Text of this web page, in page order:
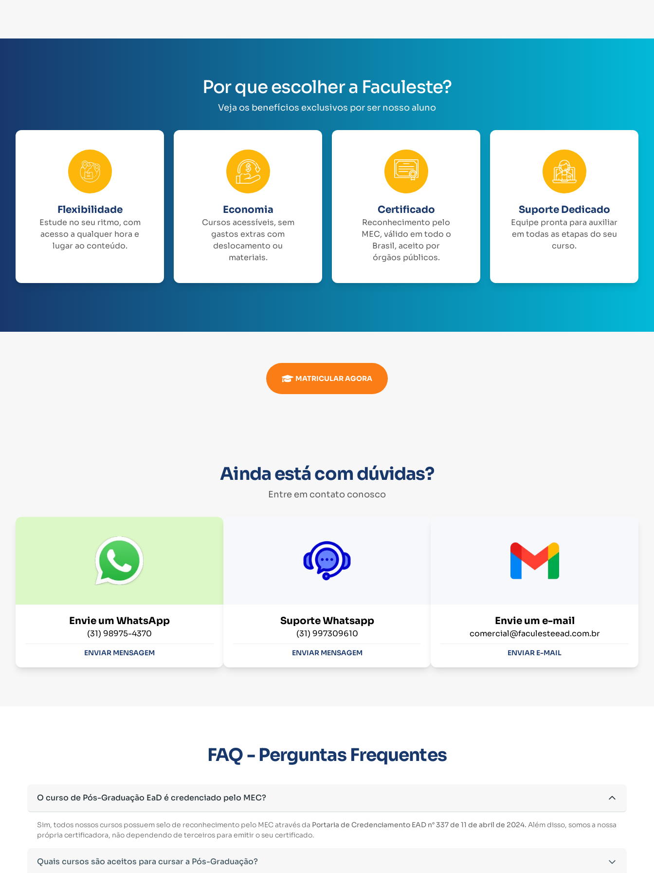
Por que escolher a Faculeste?
Veja os benefícios exclusivos por ser nosso aluno
Flexibilidade
Estude no seu ritmo, com
acesso a qualquer hora e
lugar ao conteúdo.
Economia
Cursos acessíveis, sem
gastos extras com
deslocamento ou
materiais.
Certificado
Reconhecimento pelo
MEC, válido em todo o
Brasil, aceito por
órgãos públicos.
Suporte Dedicado
Equipe pronta para auxiliar
em todas as etapas do seu
curso.
MATRICULAR AGORA
Ainda está com dúvidas?
Entre em contato conosco
Envie um WhatsApp
(31) 98975-4370
ENVIAR MENSAGEM
Suporte Whatsapp
(31) 997309610
ENVIAR MENSAGEM
Envie um e-mail
comercial@faculesteead.com.br
ENVIAR E-MAIL
FAQ - Perguntas Frequentes
O curso de Pós-Graduação EaD é credenciado pelo MEC?
Sim, todos nossos cursos possuem selo de reconhecimento pelo MEC através da Portaria de Credenciamento EAD n° 337 de 11 de abril de 2024. Além disso, somos a nossa
própria certificadora, não dependendo de terceiros para emitir o seu certificado.
Quais cursos são aceitos para cursar a Pós-Graduação?